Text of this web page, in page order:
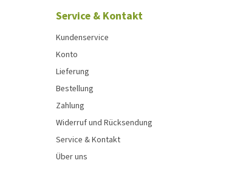
Service & Kontakt
Kundenservice
Konto
Lieferung
Bestellung
Zahlung
Widerruf und Rücksendung
Service & Kontakt
Über uns